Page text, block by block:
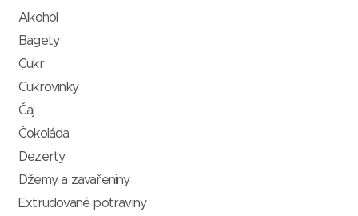
Alkohol
Bagety
Cukr
Cukrovinky
Čaj
Čokoláda
Dezerty
Džemy a zavařeniny
Extrudované potraviny